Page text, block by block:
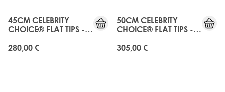
45CM CELEBRITY
CHOICE® FLAT TIPS -
280,00 €
50CM CELEBRITY
CHOICE® FLAT TIPS -
305,00 €